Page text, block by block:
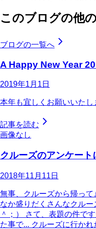
このブログの他
ブログの一覧へ
A Happy New Year
2019年1月1日
本年も宜しくお願いいた
記事を読む
画像なし
クルーズのアンケート
2018年11月11日
無事、クルーズから帰っ
なか盛りだくさんなクル
＾；） さて、表題の件で
た事で... クルーズに行か